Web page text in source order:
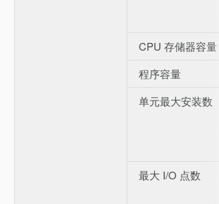
CPU 存储器容量
程序容量
单元最大安装数
最大 I/O 点数